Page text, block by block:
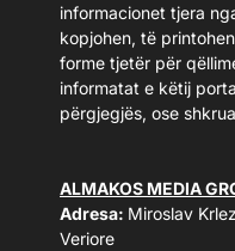
informacionet tjera
kopjohen, të
forme tjetër për
informatat e këtij
përgjegjës, ose
ALMAKOS MEDIA
Adresa: Miroslav
Veriore